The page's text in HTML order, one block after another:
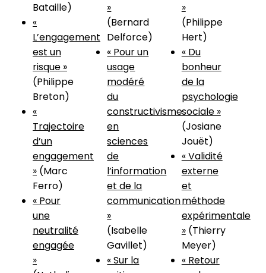
Bataille)
«
L’engagement
est un
risque »
(Philippe
Breton)
«
Trajectoire
d’un
engagement
» (Marc
Ferro)
« Pour
une
neutralité
engagée
»
»
(Bernard
Delforce)
« Pour un
usage
modéré
du
constructivisme
en
sciences
de
l’information
et de la
communication
»
(Isabelle
Gavillet)
« Sur la
»
(Philippe
Hert)
« Du
bonheur
de la
psychologie
sociale »
(Josiane
Jouët)
« Validité
externe
et
méthode
expérimentale
»(Thierry
Meyer)
« Retour